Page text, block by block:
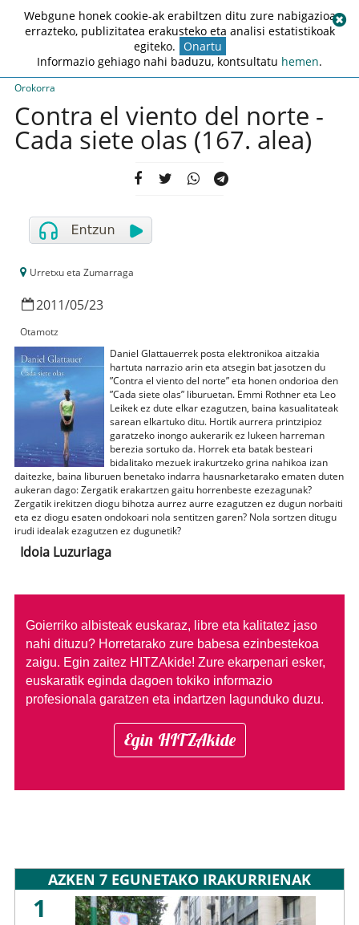
Orokorra
Contra el viento del norte -
Cada siete olas (167. alea)
Urretxu eta Zumarraga
2011/05/23
Otamotz
Daniel Glattauerrek posta elektronikoa aitzakia
hartuta narrazio arin eta atsegin bat jasotzen du
”Contra el viento del norte” eta honen ondorioa den
”Cada siete olas” liburuetan. Emmi Rothner eta Leo
Leikek ez dute elkar ezagutzen, baina kasualitateak
sarean elkartuko ditu. Hortik aurrera printzipioz
garatzeko inongo aukerarik ez lukeen harreman
berezia sortuko da. Horrek eta batak besteari
bidalitako mezuek irakurtzeko grina nahikoa izan
daitezke, baina liburuen benetako indarra hausnarketarako ematen duten
aukeran dago: Zergatik erakartzen gaitu horrenbeste ezezagunak?
Zergatik irekitzen diogu bihotza aurrez aurre ezagutzen ez dugun norbaiti
eta ez diogu esaten ondokoari nola sentitzen garen? Nola sortzen ditugu
irudi idealak ezagutzen ez dugunetik?
Idoia Luzuriaga
Goierriko albisteak euskaraz, libre eta kalitatez jaso
nahi dituzu? Horretarako zure babesa ezinbestekoa
zaigu. Egin zaitez HITZAkide! Zure ekarpenari esker,
euskaratik eginda dagoen tokiko informazio
profesionala garatzen eta indartzen lagunduko duzu.
Egin HITZAkide
AZKEN 7 EGUNETAKO IRAKURRIENAK
1
Webgune honek cookie-ak erabiltzen ditu zure nabigazioa
errazteko, publizitatea erakusteko eta analisi estatistikoak
egiteko. Onartu
Informazio gehiago nahi baduzu, kontsultatu hemen.